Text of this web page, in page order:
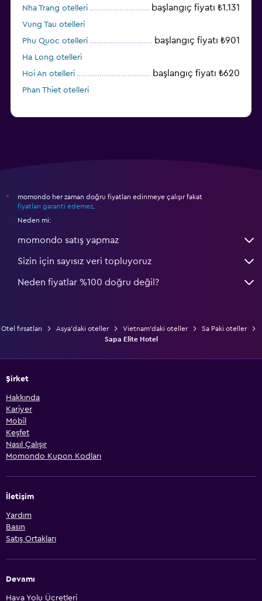
Nha Trang otelleri başlangıç fiyatı ₺1.131
Vung Tau otelleri
Phu Quoc otelleri
başlangıç fiyatı ₺901
Ha Long otelleri
Hoi An otelleri
başlangıç fiyatı ₺620
Phan Thiet otelleri
*
momondo her zaman doğru fiyatları edinmeye çalışır fakat
fiyatları garanti edemez
Neden mi:
momondo satış yapmaz
Sizin için sayısız veri topluyoruz
Neden fiyatlar %100 doğru değil?
Otel fırsatları Asya'daki oteller Vietnam'daki oteller
Sa Paki oteller
Sapa Elite Hotel
Şirket
Hakkında
Kariyer
Mobil
Keşfet
Nasıl Çalışır
Momondo Kupon Kodları
İletişim
Yardım
Basın
Satış Ortakları
Devamı
Hava Yolu Ücretleri